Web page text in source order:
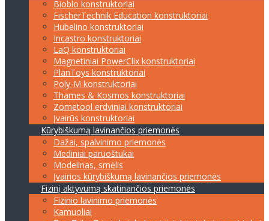
Bioblo konstruktoriai
FischerTechnik Education konstruktoriai
Hubelino konstruktoriai
Incastro konstruktoriai
LaQ konstruktoriai
Magnetiniai PowerClix konstruktoriai
PlanToys konstruktoriai
Poly-M konstruktoriai
Thames & Kosmos konstruktoriai
Zometool erdviniai konstruktoriai
Įvairūs konstruktoriai
Kūrybiškumą lavinančios priemonės
Dažai, spalvinimo priemonės
Mediniai paruoštukai
Modelinas, smėlis
Įvairios kūrybiškumą lavinančios priemonės
Fizinį aktyvumą skatinančios priemonės
Fizinio lavinimo priemonės
Kamuoliai